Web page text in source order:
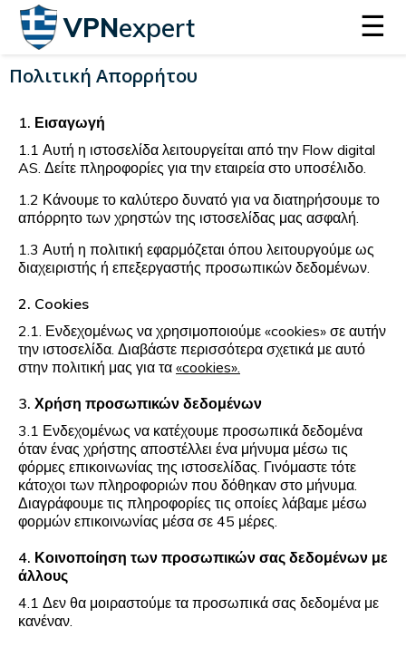
VPNexpert ☰
Πολιτική Απορρήτου
1. Εισαγωγή
1.1 Αυτή η ιστοσελίδα λειτουργείται από την Flow digital
AS. Δείτε πληροφορίες για την εταιρεία στο υποσέλιδο.
1.2 Κάνουμε το καλύτερο δυνατό για να διατηρήσουμε το
απόρρητο των χρηστών της ιστοσελίδας μας ασφαλή.
1.3 Αυτή η πολιτική εφαρμόζεται όπου λειτουργούμε ως
διαχειριστής ή επεξεργαστής προσωπικών δεδομένων.
2. Cookies
2.1. Ενδεχομένως να χρησιμοποιούμε «cookies» σε αυτήν
την ιστοσελίδα. Διαβάστε περισσότερα σχετικά με αυτό
στην πολιτική μας για τα «cookies».
3. Χρήση προσωπικών δεδομένων
3.1 Ενδεχομένως να κατέχουμε προσωπικά δεδομένα
όταν ένας χρήστης αποστέλλει ένα μήνυμα μέσω τις
φόρμες επικοινωνίας της ιστοσελίδας. Γινόμαστε τότε
κάτοχοι των πληροφοριών που δόθηκαν στο μήνυμα.
Διαγράφουμε τις πληροφορίες τις οποίες λάβαμε μέσω
φορμών επικοινωνίας μέσα σε 45 μέρες.
4. Κοινοποίηση των προσωπικών σας δεδομένων με
άλλους
4.1 Δεν θα μοιραστούμε τα προσωπικά σας δεδομένα με
κανέναν.